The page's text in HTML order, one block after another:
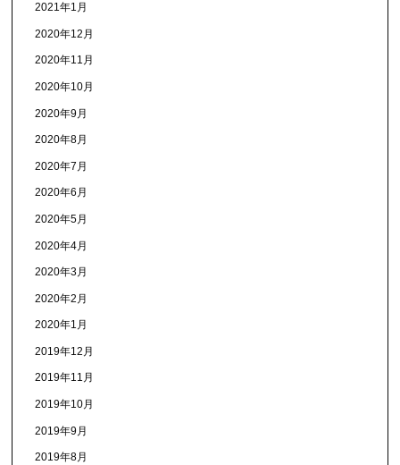
2021年1月
2020年12月
2020年11月
2020年10月
2020年9月
2020年8月
2020年7月
2020年6月
2020年5月
2020年4月
2020年3月
2020年2月
2020年1月
2019年12月
2019年11月
2019年10月
2019年9月
2019年8月